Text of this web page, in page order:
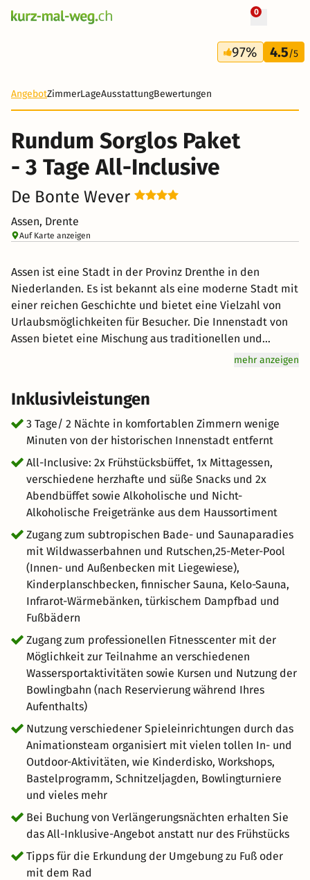
0
3 Tage
151 CHF
97% 4.5/5
AngebotZimmerLageAusstattungBewertungen
Rundum Sorglos Paket
- 3 Tage All-Inclusive
De Bonte Wever
Assen, Drente
Auf Karte anzeigen
Assen ist eine Stadt in der Provinz Drenthe in den
Niederlanden. Es ist bekannt als eine moderne Stadt mit
einer reichen Geschichte und bietet eine Vielzahl von
Urlaubsmöglichkeiten für Besucher. Die Innenstadt von
Assen bietet eine Mischung aus traditionellen und
modernen Geschäften, Cafés und Restaurants. Sie
lokale Spezialitäten probieren und in den Geschäften
nach Souvenirs suchen. In der Umgebung von Assen gibt
es auch schöne Landschaften und Naturgebiete, die sich
für Outdoor-Aktivitäten eignen. Der Nationalpark
Drentsche Aa bietet Wanderwege, Fahrradrouten und
malerische Aussichten. Der Bonte Wever ist ein beliebtes
Ferienresort in Assen, das eine Vielzahl von
Urlaubsmöglichkeiten bietet. Das Resort zeichnet sich
durch eine Kombination aus Hotelunterkünften, einem
umfangreichen Freizeitangebot und
Wellnessmöglichkeiten aus.
mehr anzeigen
Inklusivleistungen
3 Tage/ 2 Nächte in komfortablen Zimmern wenige
Minuten von der historischen Innenstadt entfernt
All-Inclusive: 2x Frühstücksbüffet, 1x Mittagessen,
verschiedene herzhafte und süße Snacks und 2x
Abendbüffet sowie Alkoholische und Nicht-
Alkoholische Freigetränke aus dem Haussortiment
Zugang zum subtropischen Bade- und Saunaparadies
mit Wildwasserbahnen und Rutschen,25-Meter-Pool
(Innen- und Außenbecken mit Liegewiese),
Kinderplanschbecken, finnischer Sauna, Kelo-Sauna,
Infrarot-Wärmebänken, türkischem Dampfbad und
Fußbädern
Zugang zum professionellen Fitnesscenter mit der
Möglichkeit zur Teilnahme an verschiedenen
Wassersportaktivitäten sowie Kursen und Nutzung der
Bowlingbahn (nach Reservierung während Ihres
Aufenthalts)
Nutzung verschiedener Spieleinrichtungen durch das
Animationsteam organisiert mit vielen tollen In- und
Outdoor-Aktivitäten, wie Kinderdisko, Workshops,
Bastelprogramm, Schnitzeljagden, Bowlingturniere
und vieles mehr
Bei Buchung von Verlängerungsnächten erhalten Sie
das All-Inklusive-Angebot anstatt nur des Frühstücks
Tipps für die Erkundung der Umgebung zu Fuß oder
mit dem Rad